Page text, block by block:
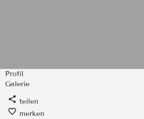
Profil
Galerie
teilen
merken